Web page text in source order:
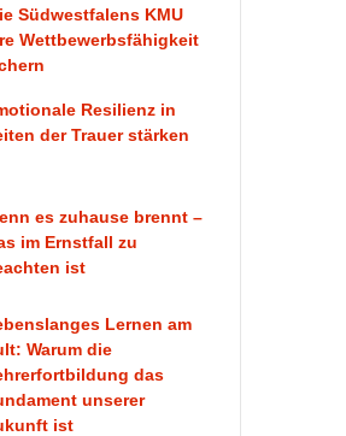
Südwestfalens KMU
Wettbewerbsfähigkeit
Resilienz in
der Trauer stärken
es zuhause brennt –
im Ernstfall zu
ist
Lernen am
Warum die
das
unserer
ist